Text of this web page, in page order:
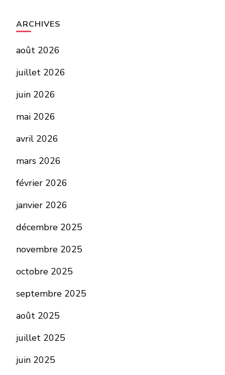
ARCHIVES
août 2026
juillet 2026
juin 2026
mai 2026
avril 2026
mars 2026
février 2026
janvier 2026
décembre 2025
novembre 2025
octobre 2025
septembre 2025
août 2025
juillet 2025
juin 2025